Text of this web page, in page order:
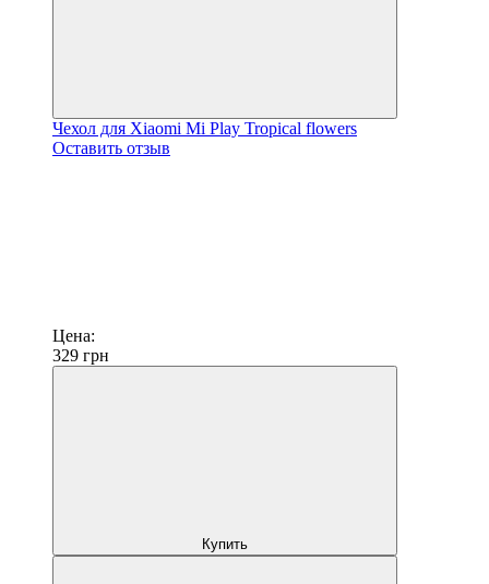
Чехол для Xiaomi Mi Play Tropical flowers
Оставить отзыв
Цена:
329 грн
Купить